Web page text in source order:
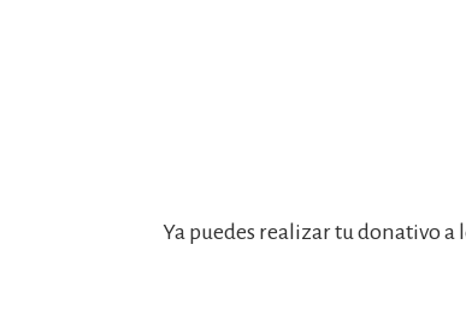
Ya puedes realizar tu donativo